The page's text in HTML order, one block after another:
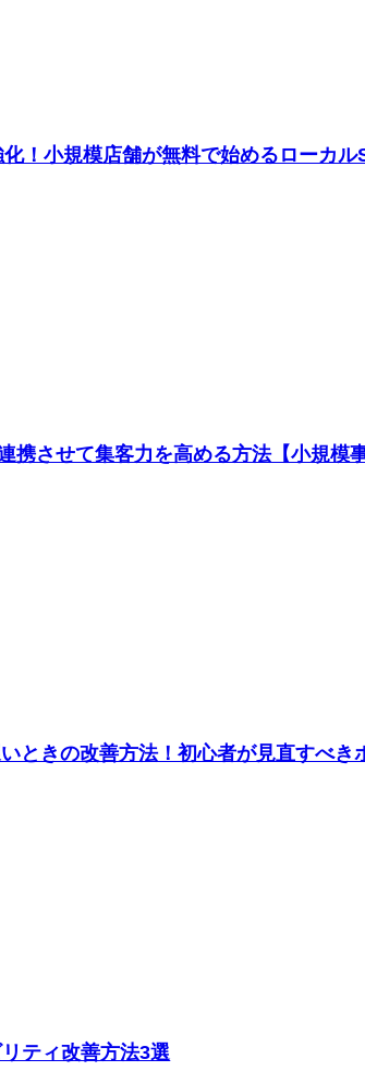
！小規模店舗が無料で始めるローカル
携させて集客力を高める方法【小規模
ときの改善方法！初心者が見直すべき
ティ改善方法3選